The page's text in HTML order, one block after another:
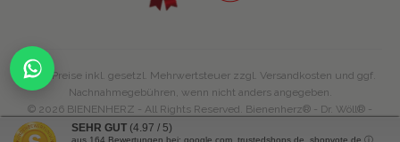
* Alle Preise inkl. gesetzl. Mehrwertsteuer zzgl. Versandkosten und ggf.
Nachnahmegebühren, wenn nicht anders angegeben.
© 2026 BIENENHERZ - All Rights Reserved. Bienenherz® - Dr. Wöll® -
Ceramel® - Hyaroyal® sind eingetragene Marken von Dr. Wöll
SEHR GUT (4.97 / 5)
aus 164 Bewertungen bei: google.com, trustedshops.de, shopvote.de ⓘ